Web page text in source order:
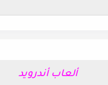
ألعاب أندرويد